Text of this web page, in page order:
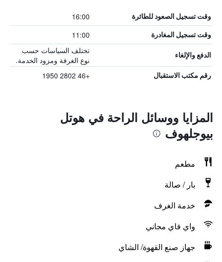
وقت تسجيل الصعود للطائرة 16:00
وقت تسجيل المغادرة 11:00
الدفع والإلغاء
تختلف السياسات حسب
نوع الغرفة ومزود الخدمة.
رقم مكتب الاستقبال +46 2802 1950
المزايا ووسائل الراحة في هوتل
بيوجلهوف
مطعم
بار / صالة
خدمة الغرف
واي فاي مجاني
جهاز صنع القهوة/ الشاي